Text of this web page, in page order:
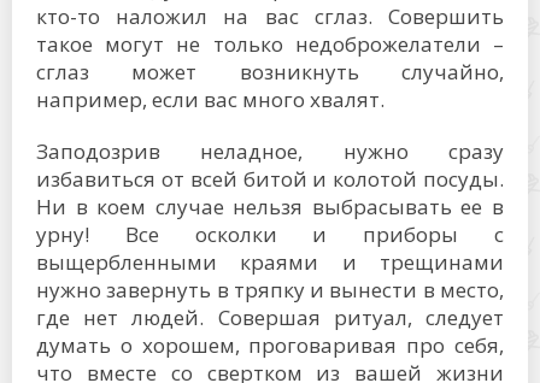
кто-то наложил на вас сглаз. Совершить
такое могут не только недоброжелатели –
сглаз может возникнуть случайно,
например, если вас много хвалят.
Заподозрив неладное, нужно сразу
избавиться от всей битой и колотой посуды.
Ни в коем случае нельзя выбрасывать ее в
урну! Все осколки и приборы с
выщербленными краями и трещинами
нужно завернуть в тряпку и вынести в место,
где нет людей. Совершая ритуал, следует
думать о хорошем, проговаривая про себя,
что вместе со свертком из вашей жизни